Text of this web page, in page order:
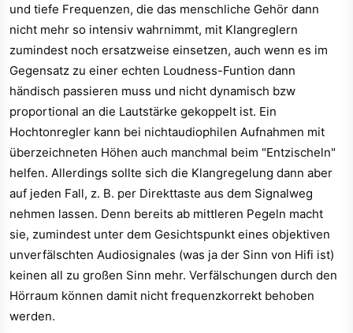
und tiefe Frequenzen, die das menschliche Gehör dann
nicht mehr so intensiv wahrnimmt, mit Klangreglern
zumindest noch ersatzweise einsetzen, auch wenn es im
Gegensatz zu einer echten Loudness-Funtion dann
händisch passieren muss und nicht dynamisch bzw
proportional an die Lautstärke gekoppelt ist. Ein
Hochtonregler kann bei nichtaudiophilen Aufnahmen mit
überzeichneten Höhen auch manchmal beim "Entzischeln"
helfen. Allerdings sollte sich die Klangregelung dann aber
auf jeden Fall, z. B. per Direkttaste aus dem Signalweg
nehmen lassen. Denn bereits ab mittleren Pegeln macht
sie, zumindest unter dem Gesichtspunkt eines objektiven
unverfälschten Audiosignales (was ja der Sinn von Hifi ist)
keinen all zu großen Sinn mehr. Verfälschungen durch den
Hörraum können damit nicht frequenzkorrekt behoben
werden.